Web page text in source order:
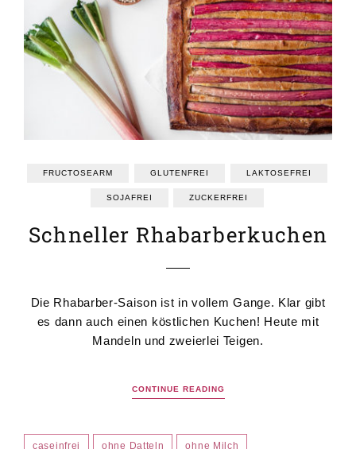
FRUCTOSEARM GLUTENFREI LAKTOSEFREI
SOJAFREI ZUCKERFREI
Schneller Rhabarberkuchen
Die Rhabarber-Saison ist in vollem Gange. Klar gibt
es dann auch einen köstlichen Kuchen! Heute mit
Mandeln und zweierlei Teigen.
CONTINUE READING
caseinfrei ohne Datteln ohne Milch